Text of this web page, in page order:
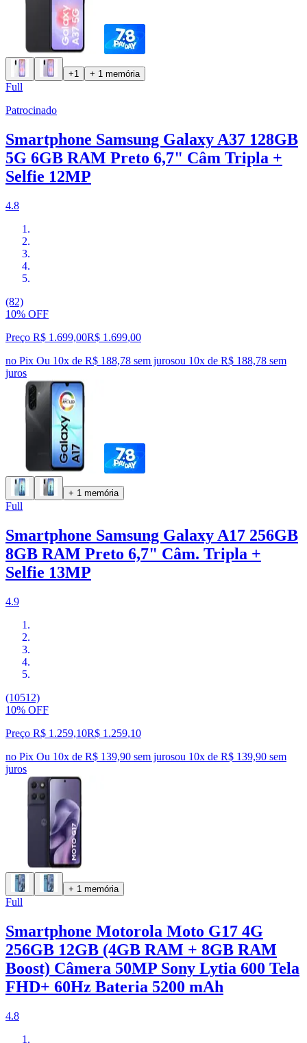
+1 + 1 memória
Full
Patrocinado
Smartphone Samsung Galaxy A37 128GB
5G 6GB RAM Preto 6,7" Câm Tripla +
Selfie 12MP
4.8
(82)
10% OFF
Preço R$ 1.699,00R$ 1.699,00
no Pix Ou 10x de R$ 188,78 sem jurosou 10x de R$ 188,78 sem
juros
+ 1 memória
Full
Smartphone Samsung Galaxy A17 256GB
8GB RAM Preto 6,7" Câm. Tripla +
Selfie 13MP
4.9
(10512)
10% OFF
Preço R$ 1.259,10R$ 1.259,10
no Pix Ou 10x de R$ 139,90 sem jurosou 10x de R$ 139,90 sem
juros
+ 1 memória
Full
Smartphone Motorola Moto G17 4G
256GB 12GB (4GB RAM + 8GB RAM
Boost) Câmera 50MP Sony Lytia 600 Tela
FHD+ 60Hz Bateria 5200 mAh
4.8